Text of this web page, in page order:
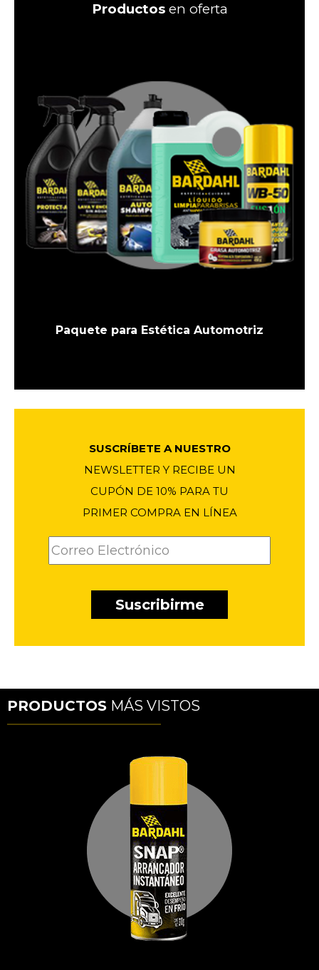
Productosen oferta
Paquete para Estética Automotriz
SUSCRÍBETE A NUESTRO
NEWSLETTER Y RECIBE UN
CUPÓN DE 10% PARA TU
PRIMER COMPRA EN LÍNEA
PRODUCTOS MÁS VISTOS